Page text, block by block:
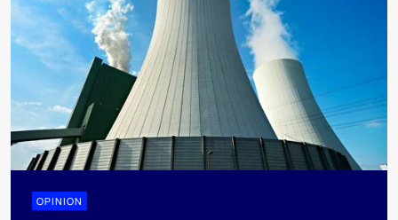
OPINION